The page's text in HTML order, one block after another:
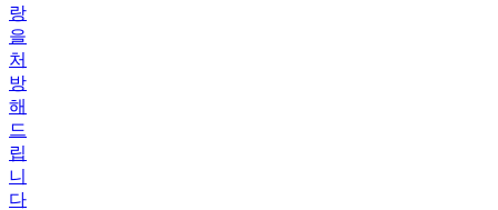
랑
을
처
방
해
드
립
니
다